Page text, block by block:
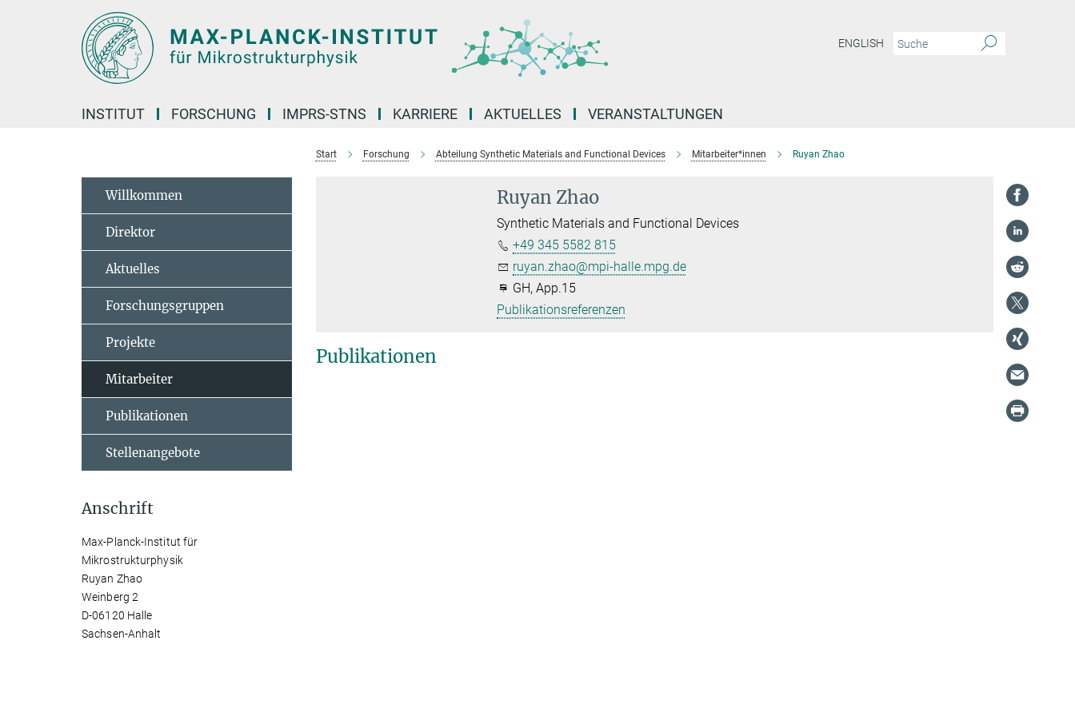
ENGLISH
INSTITUT FORSCHUNG IMPRS-STNS KARRIERE AKTUELLES VERANSTALTUNGEN
Start Forschung Abteilung Synthetic Materials and Functional Devices Mitarbeiter*innen Ruyan Zhao
Ruyan Zhao
Synthetic Materials and Functional Devices
+49 345 5582 815
ruyan.zhao@mpi-halle.mpg.de
GH, App.15
Publikationsreferenzen
Publikationen
Willkommen
Direktor
Aktuelles
Forschungsgruppen
Projekte
Mitarbeiter
Publikationen
Stellenangebote
Anschrift
Max-Planck-Institut für
Mikrostrukturphysik
Ruyan Zhao
Weinberg 2
D-06120 Halle
Sachsen-Anhalt